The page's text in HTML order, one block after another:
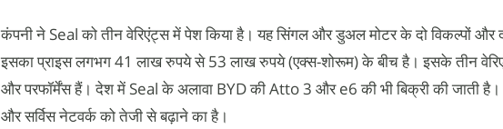
कंपनी ने Seal को तीन वेरिएंट्स में पेश किया है। यह सिंगल और डुअल मोटर के दो विकल्पों और
इसका प्राइस लगभग 41 लाख रुपये से 53 लाख रुपये (एक्स-शोरूम) के बीच है। इसके तीन
और परफॉर्मेंस हैं। देश में Seal के अलावा BYD की Atto 3 और e6 की भी बिक्री की जाती
और सर्विस नेटवर्क को तेजी से बढ़ाने का है।